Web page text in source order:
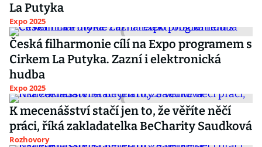
La Putyka
Expo 2025
Česká filharmonie cílí na Expo programem s
Cirkem La Putyka. Zazní i elektronická
hudba
Expo 2025
K mecenášství stačí jen to, že věříte něčí
práci, říká zakladatelka BeCharity Saudková
Rozhovory